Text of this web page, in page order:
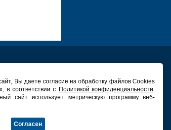
132 каб.
96-91
Вы даете согласие на обработку файлов Cookies
в соответствии с Политикой конфиденциальности.
сайт использует метрическую программу веб-
Согласен